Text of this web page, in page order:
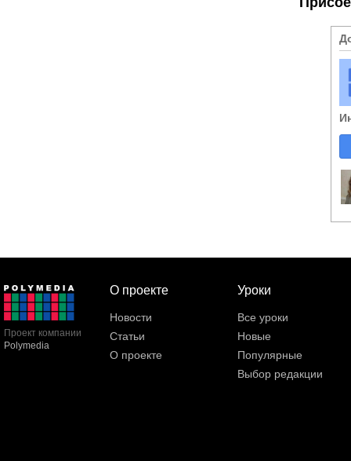
Проект компании
Polymedia
О проекте
Новости
Статьи
О проекте
Уроки
Все уроки
Новые
Популярные
Выбор редакции